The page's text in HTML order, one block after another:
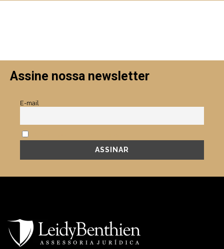
Assine nossa newsletter
E-mail